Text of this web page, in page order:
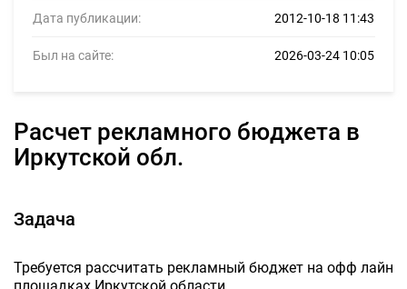
Дата публикации: 2012-10-18 11:43
Был на сайте: 2026-03-24 10:05
Расчет рекламного бюджета в
Иркутской обл.
Задача
Требуется рассчитать рекламный бюджет на офф лайн